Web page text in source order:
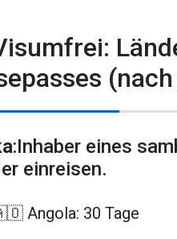
:Inhaber eines
einreisen.
Angola: 30 Tage